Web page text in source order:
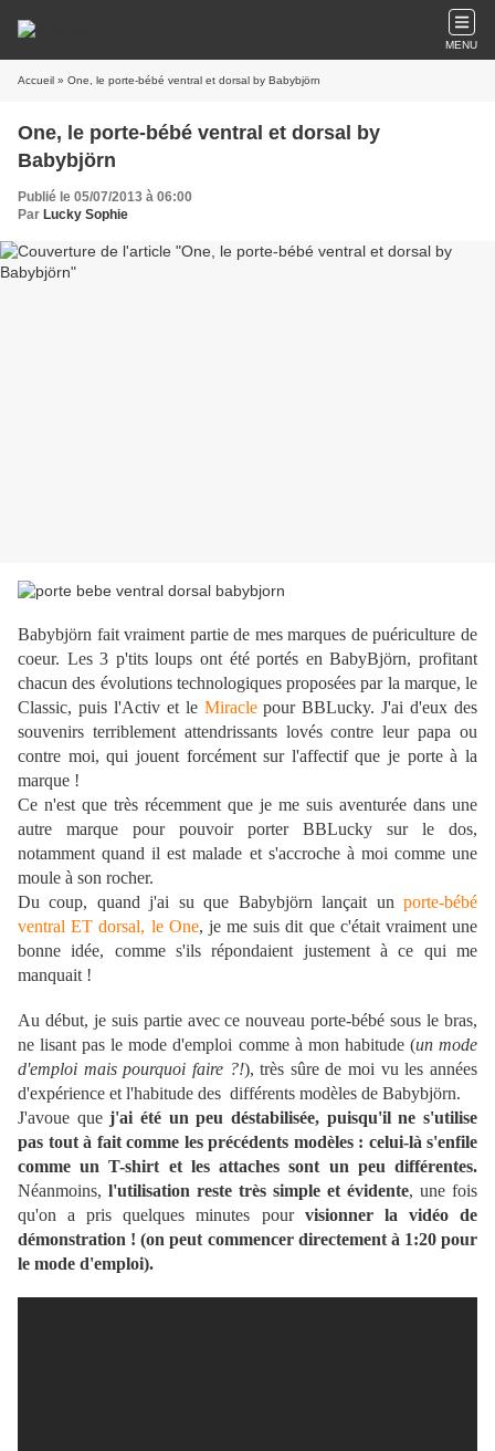
MENU
Accueil » One, le porte-bébé ventral et dorsal by Babybjörn
One, le porte-bébé ventral et dorsal by
Babybjörn
Publié le 05/07/2013 à 06:00
Par Lucky Sophie
Babybjörn fait vraiment partie de mes marques de puériculture de
coeur. Les 3 p'tits loups ont été portés en BabyBjörn, profitant
chacun des évolutions technologiques proposées par la marque, le
Classic, puis l'Activ et le Miraclepour BBLucky. J'ai d'eux des
souvenirs terriblement attendrissants lovés contre leur papa ou
contre moi, qui jouent forcément sur l'affectif que je porte à la
marque !
Ce n'est que très récemment que je me suis aventurée dans une
autre marque pour pouvoir porter BBLucky sur le dos,
notamment quand il est malade et s'accroche à moi comme une
moule à son rocher.
Du coup, quand j'ai su que Babybjörn lançait un porte-bébé
ventral ET dorsal, le One, je me suis dit que c'était vraiment une
bonne idée, comme s'ils répondaient justement à ce qui me
manquait !
Au début, je suis partie avec ce nouveau porte-bébé sous le bras,
ne lisant pas le mode d'emploi comme à mon habitude (un mode
d'emploi mais pourquoi faire ?!), très sûre de moi vu les années
d'expérience et l'habitude des différents modèles de Babybjörn.
J'avoue quej'ai été un peu déstabilisée, puisqu'il ne s'utilise
pas tout à fait comme les précédents modèles : celui-là s'enfile
comme un T-shirt et les attaches sont un peu différentes.
Néanmoins, l'utilisation reste très simple et évidente, une fois
qu'on a pris quelques minutes pour visionner la vidéo de
démonstration ! (on peut commencer directement à 1:20 pour
le mode d'emploi).